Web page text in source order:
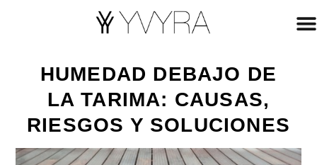
HUMEDAD DEBAJO DE
LA TARIMA: CAUSAS,
RIESGOS Y SOLUCIONES